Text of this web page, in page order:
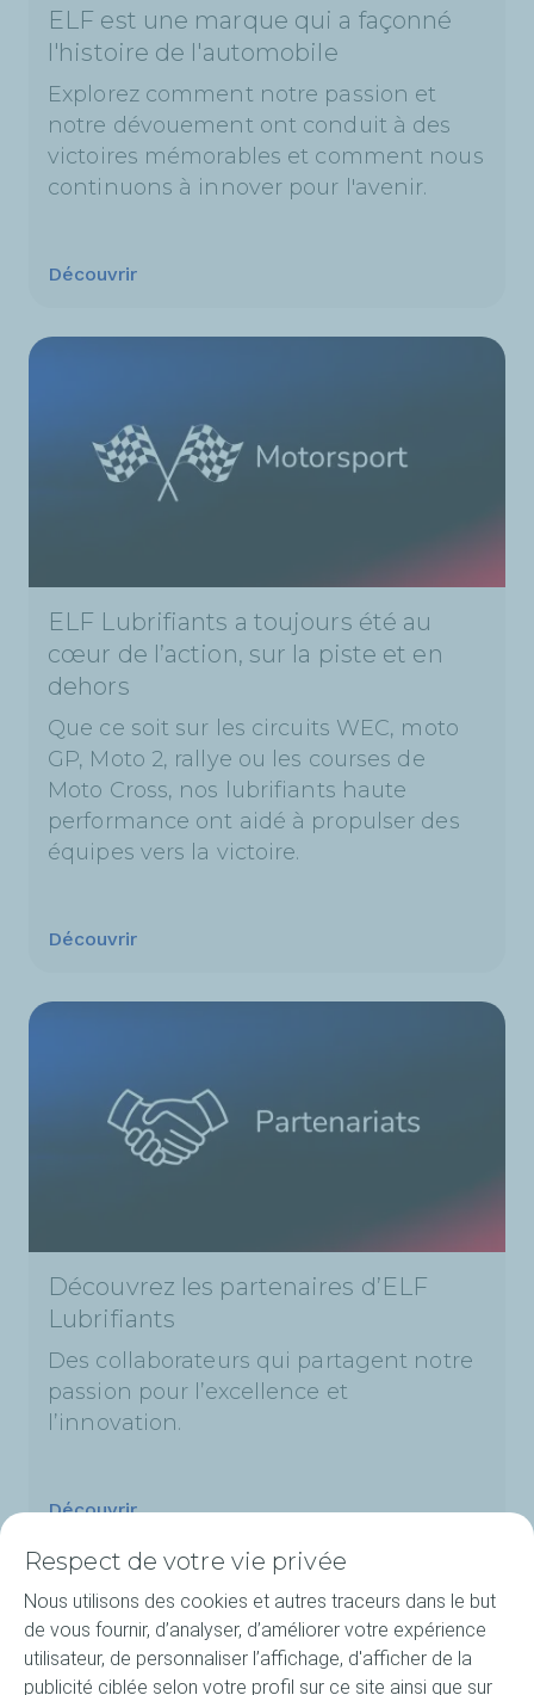
ELF est une marque qui a façonné
l'histoire de l'automobile
Explorez comment notre passion et
notre dévouement ont conduit à des
victoires mémorables et comment nous
continuons à innover pour l'avenir.
Découvrir
ELF Lubrifiants a toujours été au
cœur de l’action, sur la piste et en
dehors
Que ce soit sur les circuits WEC, moto
GP, Moto 2, rallye ou les courses de
Moto Cross, nos lubrifiants haute
performance ont aidé à propulser des
équipes vers la victoire.
Découvrir
Découvrez les partenaires d’ELF
Lubrifiants
Des collaborateurs qui partagent notre
passion pour l’excellence et
l’innovation.
Découvrir
Produits
Respect de votre vie privée
Nous utilisons des cookies et autres traceurs dans le but
de vous fournir, d’analyser, d’améliorer votre expérience
utilisateur, de personnaliser l’affichage, d'afficher de la
publicité ciblée selon votre profil sur ce site ainsi que sur